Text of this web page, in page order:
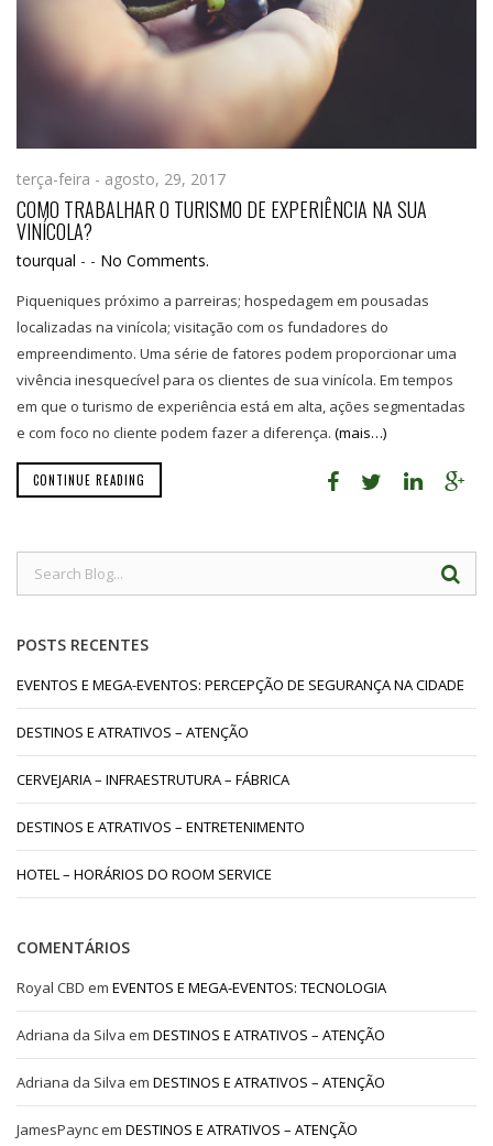
terça-feira - agosto, 29, 2017
COMO TRABALHAR O TURISMO DE EXPERIÊNCIA NA SUA
VINÍCOLA?
tourqual - - No Comments.
Piqueniques próximo a parreiras; hospedagem em pousadas
localizadas na vinícola; visitação com os fundadores do
empreendimento. Uma série de fatores podem proporcionar uma
vivência inesquecível para os clientes de sua vinícola. Em tempos
em que o turismo de experiência está em alta, ações segmentadas
e com foco no cliente podem fazer a diferença. (mais…)
CONTINUE READING
POSTS RECENTES
EVENTOS E MEGA-EVENTOS: PERCEPÇÃO DE SEGURANÇA NA CIDADE
DESTINOS E ATRATIVOS – ATENÇÃO
CERVEJARIA – INFRAESTRUTURA – FÁBRICA
DESTINOS E ATRATIVOS – ENTRETENIMENTO
HOTEL – HORÁRIOS DO ROOM SERVICE
COMENTÁRIOS
Royal CBD em EVENTOS E MEGA-EVENTOS: TECNOLOGIA
Adriana da Silva em DESTINOS E ATRATIVOS – ATENÇÃO
Adriana da Silva em DESTINOS E ATRATIVOS – ATENÇÃO
JamesPaync em DESTINOS E ATRATIVOS – ATENÇÃO